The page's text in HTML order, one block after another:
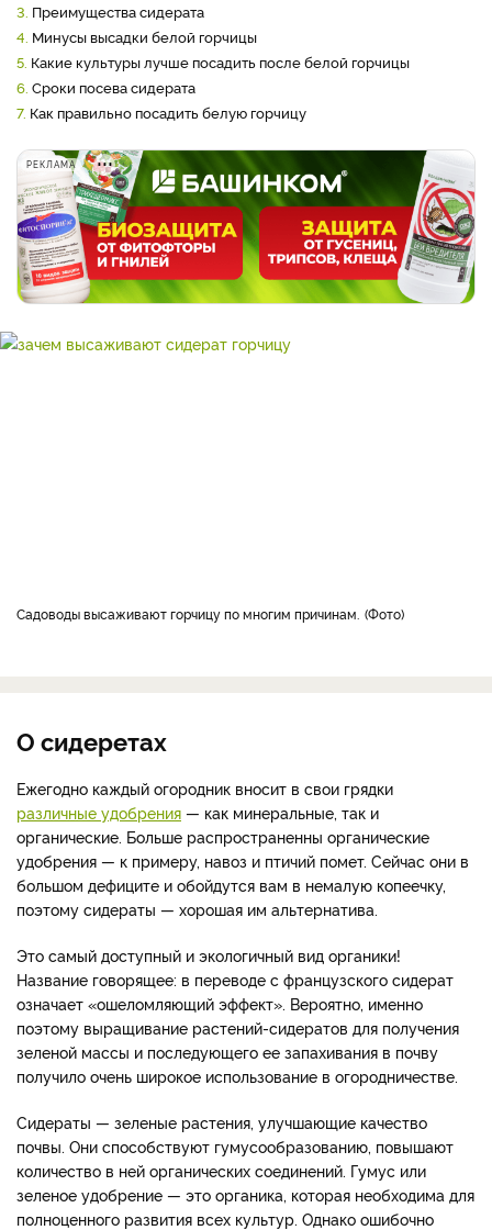
3. Преимущества сидерата
4. Минусы высадки белой горчицы
5. Какие культуры лучше посадить после белой горчицы
6. Сроки посева сидерата
7. Как правильно посадить белую горчицу
РЕКЛАМА
Садоводы высаживают горчицу по многим причинам. Фото
О сидеретах
Ежегодно каждый огородник вносит в свои грядки
различные удобрения — как минеральные, так и
органические. Больше распространенны органические
удобрения — к примеру, навоз и птичий помет. Сейчас они в
большом дефиците и обойдутся вам в немалую копеечку,
поэтому сидераты — хорошая им альтернатива.
Это самый доступный и экологичный вид органики!
Название говорящее: в переводе с французского сидерат
означает «ошеломляющий эффект». Вероятно, именно
поэтому выращивание растений-сидератов для получения
зеленой массы и последующего ее запахивания в почву
получило очень широкое использование в огородничестве.
Сидераты — зеленые растения, улучшающие качество
почвы. Они способствуют гумусообразованию, повышают
количество в ней органических соединений. Гумус или
зеленое удобрение — это органика, которая необходима для
полноценного развития всех культур. Однако ошибочно